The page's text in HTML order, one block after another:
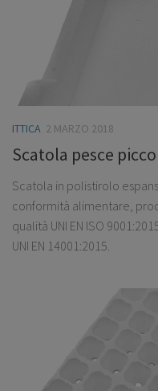
ITTICA 2 MARZO 2018
Scatola pesce
Scatola in polistirolo
conformità alimentare,
qualità UNI EN ISO
UNI EN 14001:2015.